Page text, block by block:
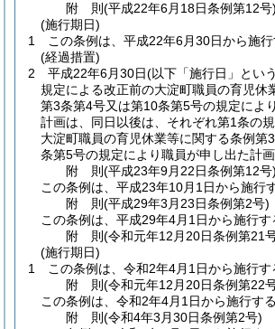
附 則(平成22年6月18日条例第12号
(施行期日)
1
この条例は、平成22年6月30日から施行
(経過措置)
2
平成22年6月30日(以下「施行日」とい
規定による改正前の大淀町職員の育児休
第3条第4号又は第10条第5号の規定によ
計画は、同日以後は、それぞれ第1条の
大淀町職員の育児休業等に関する条例第
条第5号の規定により職員が申し出た計画
附 則(平成23年9月22日条例第12号)
この条例は、平成23年10月1日から施行す
附 則(平成29年3月23日条例第2号)
この条例は、平成29年4月1日から施行す
附 則(令和元年12月20日条例第21
(施行期日)
1
この条例は、令和2年4月1日から施行す
附 則(令和元年12月20日条例第22
この条例は、令和2年4月1日から施行する
附 則(令和4年3月30日条例第2号)